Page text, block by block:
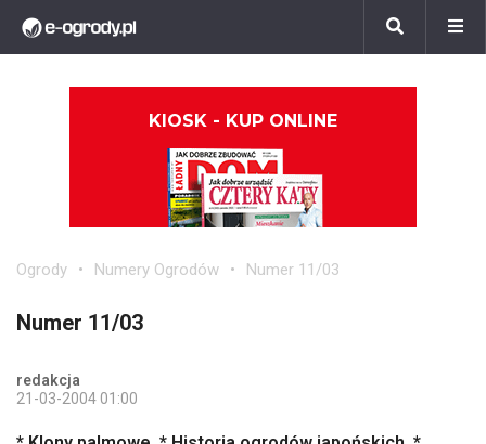
KIOSK - KUP ONLINE
Ogrody Numery Ogrodów Numer 11/03
Numer 11/03
redakcja
21-03-2004 01:00